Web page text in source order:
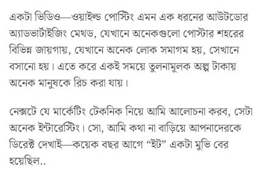
একটা ভিডিও—ওয়াইল্ড পোস্টিং এমন এক ধরনের আউটডোর
অ্যাডভার্টাইজিং মেথড, যেখানে অনেকগুলো পোস্টার শহরের
বিভিন্ন জায়গায়, যেখানে অনেক লোক সমাগম হয়, সেখানে
বসানো হয়। এতে করে একই সময়ে তুলনামূলক অল্প টাকায়
অনেক মানুষকে রিচ করা যায়।
নেক্সটে যে মার্কেটিং টেকনিক নিয়ে আমি আলোচনা করব, সেটা
অনেক ইন্টারেস্টিং। সো, আমি কথা না বাড়িয়ে আপনাদেরকে
ডিরেক্ট দেখাই—কয়েক বছর আগে “ইট” একটা মুভি বের
হয়েছিল..